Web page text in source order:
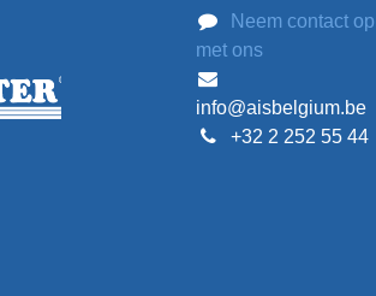
Neem contact op
met ons
info@aisbelgium.be
+32 2 252 55 44